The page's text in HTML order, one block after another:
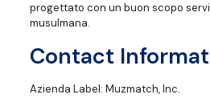
progettato con un buon scopo
musulmana.
Contact
Azienda Label: Muzmatch, Inc.